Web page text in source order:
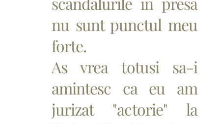
nu sunt punctul meu
forte.
As vrea totusi sa-i
amintesc ca eu am
jurizat "actorie" la